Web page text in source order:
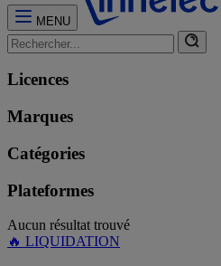
MENU
Licences
Marques
Catégories
Plateformes
Aucun résultat trouvé
🔥 LIQUIDATION